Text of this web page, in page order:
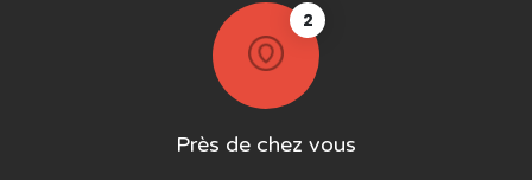
2
Près de chez vous